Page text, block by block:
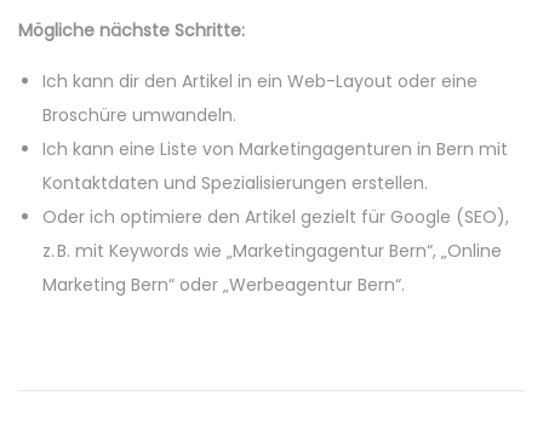
Mögliche nächste Schritte:
Ich kann dir den Artikel in ein Web-Layout oder eine
Broschüre umwandeln.
Ich kann eine Liste von Marketingagenturen in Bern mit
Kontaktdaten und Spezialisierungen erstellen.
Oder ich optimiere den Artikel gezielt für Google (SEO),
z. B. mit Keywords wie „Marketingagentur Bern“, „Online
Marketing Bern“ oder „Werbeagentur Bern“.